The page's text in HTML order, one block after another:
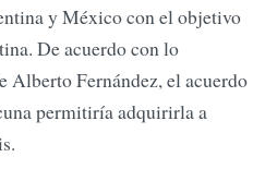
y México con el objetivo
De acuerdo con lo
Alberto Fernández, el acuerdo
permitiría adquirirla a